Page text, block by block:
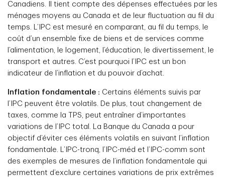
Canadiens. Il tient compte des dépenses effectuées par les
ménages moyens au Canada et de leur fluctuation au fil du
temps. L’IPC est mesuré en comparant, au fil du temps, le
coût d’un ensemble fixe de biens et de services comme
l’alimentation, le logement, l’éducation, le divertissement, le
transport et autres. C’est pourquoi l’IPC est un bon
indicateur de l’inflation et du pouvoir d’achat.
Inflation fondamentale : Certains éléments suivis par
l’IPC peuvent être volatils. De plus, tout changement de
taxes, comme la TPS, peut entraîner d’importantes
variations de l’IPC total. La Banque du Canada a pour
objectif d’éviter ces éléments volatils en suivant l’inflation
fondamentale. L’IPC-tronq, l’IPC-méd et l’IPC-comm sont
des exemples de mesures de l’inflation fondamentale qui
permettent d’exclure certaines variations de prix extrêmes